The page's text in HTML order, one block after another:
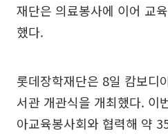
재단은 의료봉사에 이어 교
했다.
롯데장학재단은 8일 캄보디
서관 개관식을 개최했다. 이
아교육봉사회와 협력해 약